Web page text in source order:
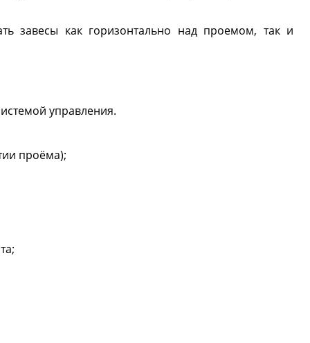
завесы как горизонтально над проемом, так и
управления.
проёма);